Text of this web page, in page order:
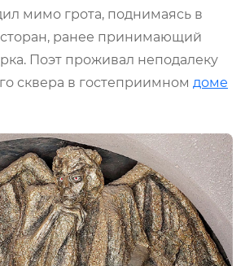
мимо грота, поднимаясь в
ранее принимающий
Поэт проживал неподалеку
сквера в гостеприимном доме